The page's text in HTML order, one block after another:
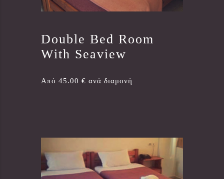
Double Bed Room
With Seaview
Από 45.00 € ανά διαμονή